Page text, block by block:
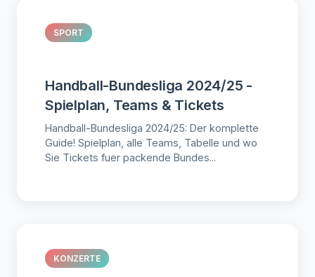
SPORT
Handball-Bundesliga 2024/25 -
Spielplan, Teams & Tickets
Handball-Bundesliga 2024/25: Der komplette
Guide! Spielplan, alle Teams, Tabelle und wo
Sie Tickets fuer packende Bundes...
KONZERTE